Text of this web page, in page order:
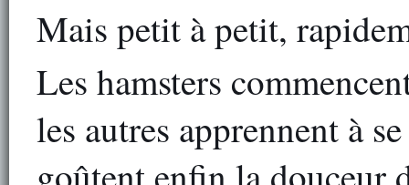
Mais petit à petit,
Les hamsters
les autres apprennent à